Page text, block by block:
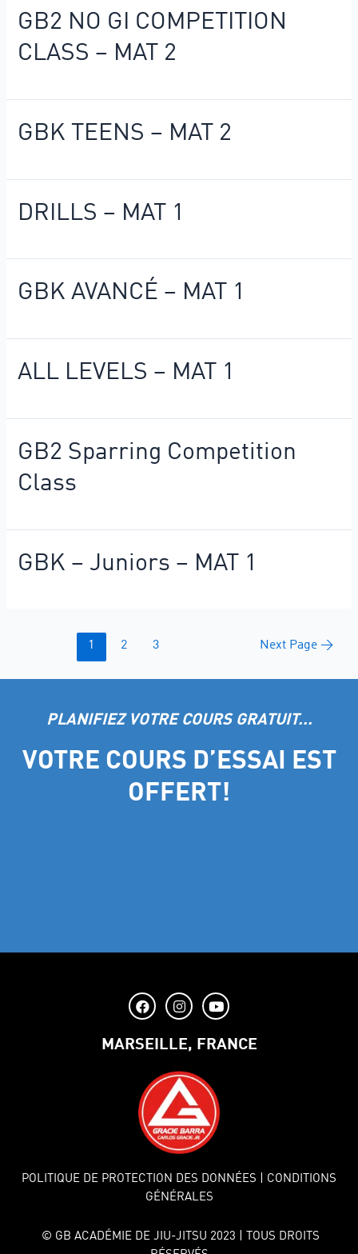
GB2 NO GI COMPETITION
CLASS – MAT 2
GBK TEENS – MAT 2
DRILLS – MAT 1
GBK AVANCÉ – MAT 1
ALL LEVELS – MAT 1
GB2 Sparring Competition
Class
GBK – Juniors – MAT 1
1 2 3 Next Page →
PLANIFIEZ VOTRE COURS GRATUIT...
VOTRE COURS D’ESSAI EST
OFFERT!
MARSEILLE, FRANCE
POLITIQUE DE PROTECTION DES DONNÉES
| CONDITIONS
GÉNÉRALES
© GB ACADÉMIE DE JIU-JITSU 2023 | TOUS DROITS